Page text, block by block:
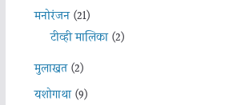
मनोरंजन(21)
टीव्ही मालिका(2)
मुलाखत(2)
यशोगाथा(9)